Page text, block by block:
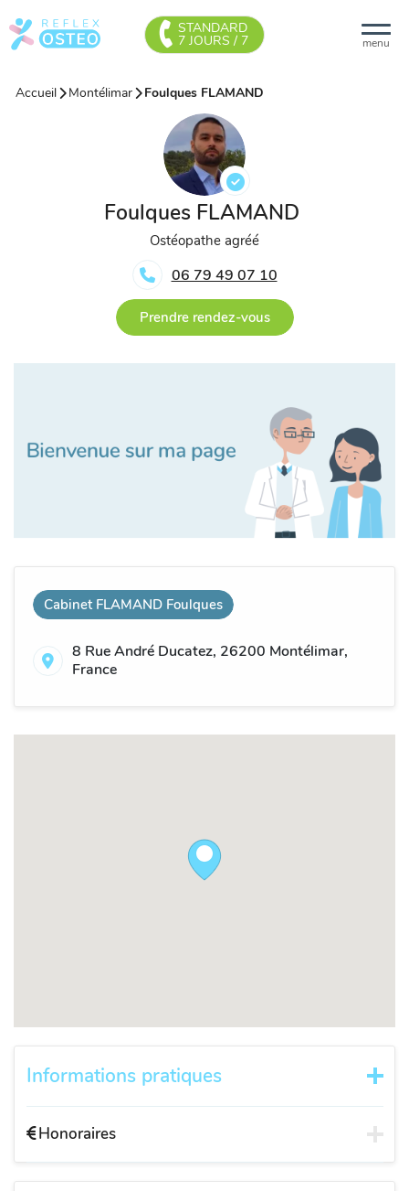
menu
STANDARD
7 JOURS / 7
Accueil Montélimar Foulques FLAMAND
Foulques FLAMAND
Ostéopathe agréé
06 79 49 07 10
Prendre rendez-vous
Cabinet FLAMAND Foulques
8 Rue André Ducatez, 26200 Montélimar,
France
Informations pratiques
Honoraires